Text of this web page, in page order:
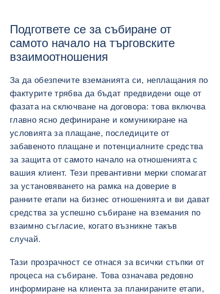
Подгответе се за събиране от
самото начало на търговските
взаимоотношения
За да обезпечите вземанията си, неплащания по
фактурите трябва да бъдат предвидени още от
фазата на сключване на договора: това включва
главно ясно дефиниране и комуникиране на
условията за плащане, последиците от
забавеното плащане и потенциалните средства
за защита от самото начало на отношенията с
вашия клиент. Тези превантивни мерки спомагат
за установяването на рамка на доверие в
ранните етапи на бизнес отношенията и ви дават
средства за успешно събиране на вземания по
взаимно съгласие, когато възникне такъв
случай.
Тази прозрачност се отнася за всички стъпки от
процеса на събиране. Това означава редовно
информиране на клиента за планираните етапи,